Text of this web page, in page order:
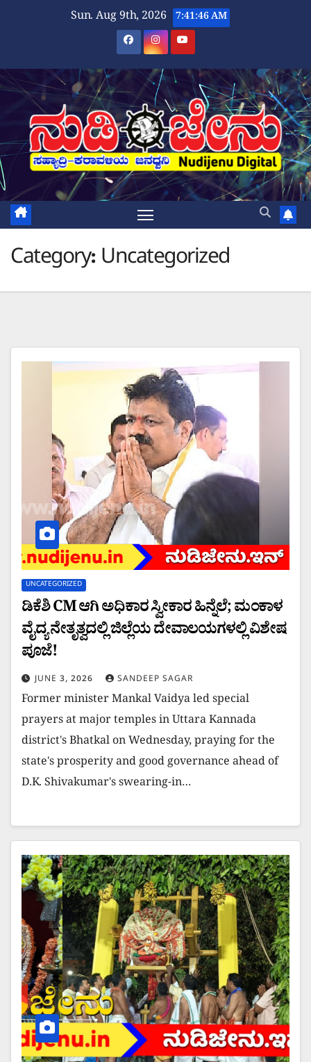
Sun. Aug 9th, 2026 7:41:47 AM
Category: Uncategorized
UNCATEGORIZED
ಡಿಕೆಶಿ CM ಆಗಿ ಅಧಿಕಾರ ಸ್ವೀಕಾರ ಹಿನ್ನೆಲೆ; ಮಂಕಾಳ
ವೈದ್ಯ ನೇತೃತ್ವದಲ್ಲಿ ಜಿಲ್ಲೆಯ ದೇವಾಲಯಗಳಲ್ಲಿ ವಿಶೇಷ
ಪೂಜೆ!
JUNE 3, 2026 SANDEEP SAGAR
Former minister Mankal Vaidya led special
prayers at major temples in Uttara Kannada
district's Bhatkal on Wednesday, praying for the
state's prosperity and good governance ahead of
D.K. Shivakumar's swearing-in…